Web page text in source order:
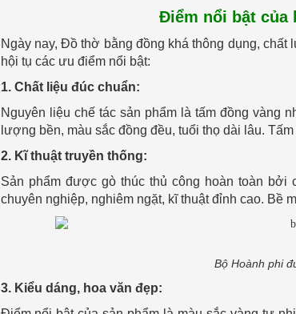
Điểm nổi bật của
Ngày nay, Đồ thờ bằng đồng khá thông dụng,
hội tụ các ưu điểm nổi bật:
1. Chất liệu đúc chuẩn:
Nguyên liệu chế tác sản phẩm là tấm đồng vàng
lượng bền, màu sắc đồng đều, tuổi thọ dài lâu.
2. Kĩ thuật truyền thống:
Sản phẩm được gò thúc thủ công hoàn toàn bởi
chuyên nghiệp, nghiêm ngặt, kĩ thuật đỉnh cao. Bề
Bộ Hoành phi
3. Kiểu dáng, hoa văn đẹp: